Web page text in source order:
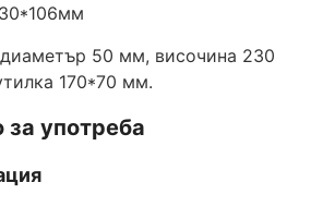
50 мм, височина 230
170*70 мм.
за употреба